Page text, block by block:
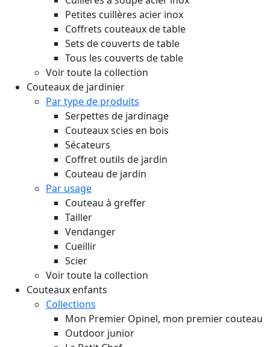
Petites cuillères acier inox
Coffrets couteaux de table
Sets de couverts de table
Tous les couverts de table
Voir toute la collection
Couteaux de jardinier
Par type de produits
Serpettes de jardinage
Couteaux scies en bois
Sécateurs
Coffret outils de jardin
Couteau de jardin
Par usage
Couteau à greffer
Tailler
Vendanger
Cueillir
Scier
Voir toute la collection
Couteaux enfants
Collections
Mon Premier Opinel, mon premier couteau
Outdoor junior